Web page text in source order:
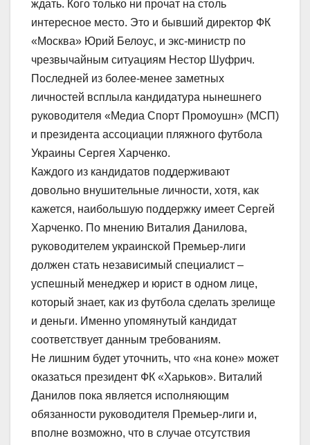
ждать. Кого только ни прочат на столь
интересное место. Это и бывший директор ФК
«Москва» Юрий Белоус, и экс-министр по
чрезвычайным ситуациям Нестор Шуфрич.
Последней из более-менее заметных
личностей всплыла кандидатура нынешнего
руководителя «Медиа Спорт Промоушн» (МСП)
и президента ассоциации пляжного футбола
Украины Сергея Харченко.
Каждого из кандидатов поддерживают
довольно внушительные личности, хотя, как
кажется, наибольшую поддержку имеет Сергей
Харченко. По мнению Виталия Данилова,
руководителем украинской Премьер-лиги
должен стать независимый специалист –
успешный менеджер и юрист в одном лице,
который знает, как из футбола сделать зрелище
и деньги. Именно упомянутый кандидат
соответствует данным требованиям.
Не лишним будет уточнить, что «на коне» может
оказаться президент ФК «Харьков». Виталий
Данилов пока является исполняющим
обязанности руководителя Премьер-лиги и,
вполне возможно, что в случае отсутствия